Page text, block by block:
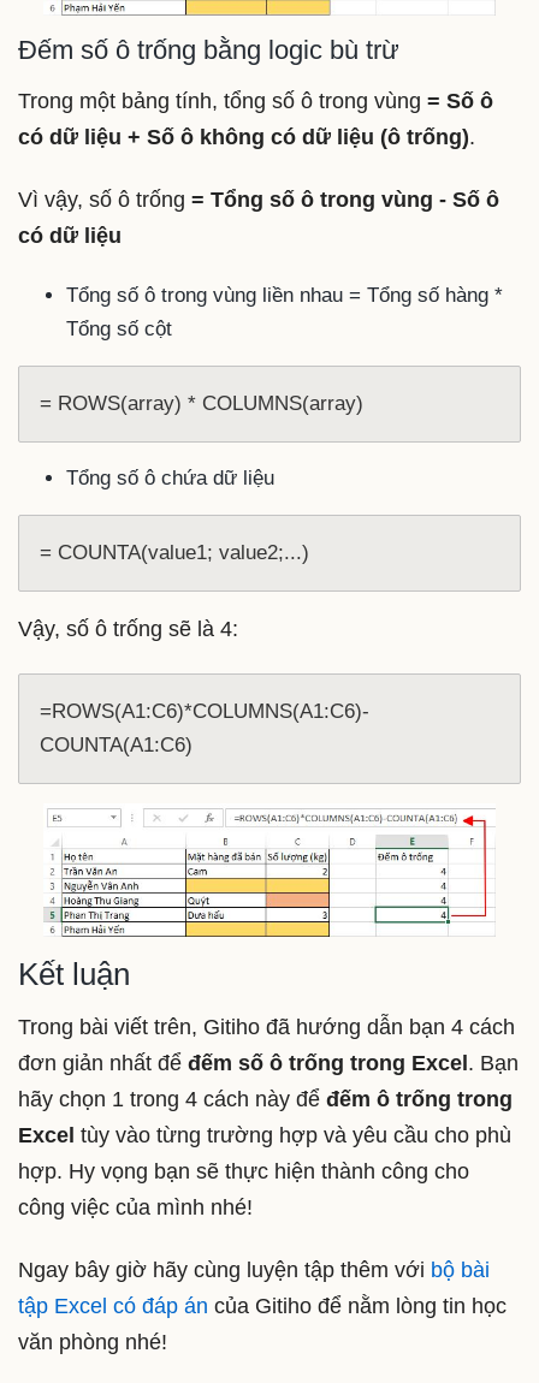
Đếm số ô trống bằng logic bù trừ
Trong một bảng tính, tổng số ô trong vùng = Số ô
có dữ liệu + Số ô không có dữ liệu (ô trống).
Vì vậy, số ô trống = Tổng số ô trong vùng - Số ô
có dữ liệu
Tổng số ô trong vùng liền nhau = Tổng số hàng *
Tổng số cột
= ROWS(array) * COLUMNS(array)
Tổng số ô chứa dữ liệu
= COUNTA(value1; value2;...)
Vậy, số ô trống sẽ là 4:
=ROWS(A1:C6)*COLUMNS(A1:C6)-
COUNTA(A1:C6)
Kết luận
Trong bài viết trên, Gitiho đã hướng dẫn bạn 4 cách
đơn giản nhất để đếm số ô trống trong Excel . Bạn
hãy chọn 1 trong 4 cách này để đếm ô trống trong
Excel tùy vào từng trường hợp và yêu cầu cho phù
hợp. Hy vọng bạn sẽ thực hiện thành công cho
công việc của mình nhé!
Ngay bây giờ hãy cùng luyện tập thêm với bộ bài
tập Excel có đáp án của Gitiho để nằm lòng tin học
văn phòng nhé!